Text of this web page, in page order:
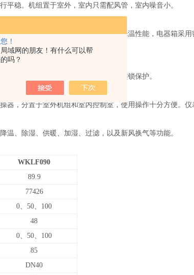
！
域网的朋友！有什么可以帮
吗？
平稳。机组置于室外，室内只需配风管，室内噪音小。
水，门板采用聚氨酯发泡，确保隔热保温性能，电器箱采
、过热、欠风压等保护，以及防火阀连锁保护。
器，分置于室外机组和室内控制室，使用操作十分方便。仪
温、除湿、供暖、加湿、过滤，以及新风换气等功能。
WKLF090
89.9
77426
0、50、100
48
0、50、100
85
DN40